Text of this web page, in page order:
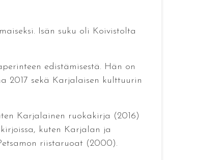
Isän suku oli Koivistolta
edistämisestä. Hän on
2017 sekä Karjalaisen kulttuurin
Karjalainen ruokakirja (2016)
kuten Karjalan ja
riistaruoat (2000).